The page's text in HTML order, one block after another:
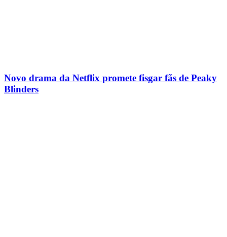
Novo drama da Netflix promete fisgar fãs de Peaky
Blinders